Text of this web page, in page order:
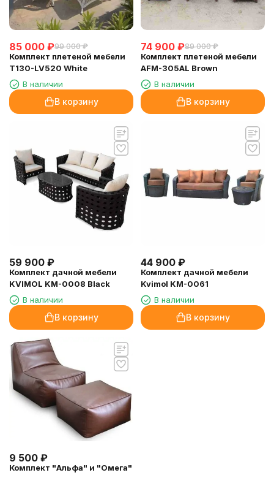
85 000 ₽99 000 ₽
Комплект плетеной мебели
T130-LV520 White
В наличии
В корзину
74 900 ₽89 000 ₽
Комплект плетеной мебели
AFM-305AL Brown
В наличии
В корзину
59 900 ₽
Комплект дачной мебели
KVIMOL KM-0008 Black
В наличии
В корзину
44 900 ₽
Комплект дачной мебели
Kvimol KM-0061
В наличии
В корзину
9 500 ₽
Комплект "Альфа" и "Омега"